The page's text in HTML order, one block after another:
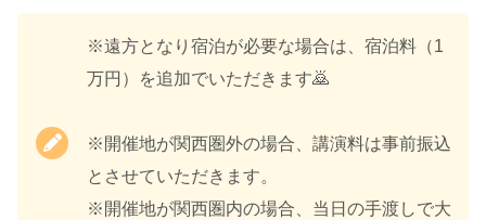
※遠方となり宿泊が必要な場合は、宿泊料（1
万円）を追加でいただきます🙇
※開催地が関西圏外の場合、講演料は事前振込
とさせていただきます。
※開催地が関西圏内の場合、当日の手渡しで大